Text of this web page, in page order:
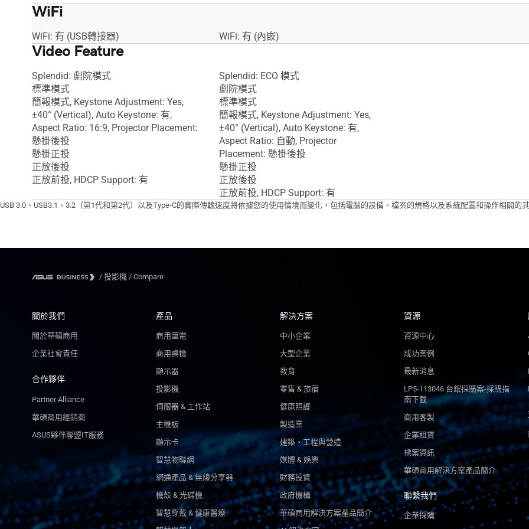
WiFi
WiFi: 有 (USB轉接器) WiFi: 有 (內嵌)
Video Feature
Splendid: 劇院模式
標準模式
簡報模式, Keystone Adjustment: Yes,
±40° (Vertical), Auto Keystone: 有,
Aspect Ratio: 16:9, Projector Placement:
懸掛後投
懸掛正投
正放後投
正放前投, HDCP Support: 有
Splendid: ECO 模式
劇院模式
標準模式
簡報模式, Keystone Adjustment: Yes,
±40° (Vertical), Auto Keystone: 有,
Aspect Ratio: 自動, Projector
Placement: 懸掛後投
懸掛正投
正放後投
正放前投, HDCP Support: 有
USB 3.0、USB3.1、3.2（第1代和第2代）以及Type-C的實際傳輸速度將依據您的使用情境而變化，包括電腦的設備、檔案的規格以及系統配置和操作相關的
/ 投影機 / Compare
關於我們
關於華碩商用
企業社會責任
合作夥伴
Partner Alliance
華碩商用經銷商
ASUS夥伴聯盟IT服務
產品
商用筆電
商用桌機
顯示器
投影機
伺服器 & 工作站
主機板
顯示卡
智慧物聯網
網通產品 & 無線分享器
機殼 & 光碟機
智慧穿戴 & 健康醫療
解決方案
中小企業
大型企業
教育
零售 & 旅宿
健康照護
製造業
建築、工程與營造
媒體 & 娛樂
財務投資
政府機構
華碩商用解決方案產品簡介​
資源
資源中心
成功案例
最新消息
LP5-113046 台銀採購案-採購指
南下載
商用客製
企業租賃
標案資訊
華碩商用解決方案產品簡介
聯繫我們
企業採購